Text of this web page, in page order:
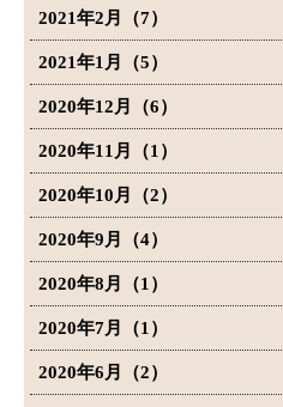
2021年2月（7）
2021年1月（5）
2020年12月（6）
2020年11月（1）
2020年10月（2）
2020年9月（4）
2020年8月（1）
2020年7月（1）
2020年6月（2）